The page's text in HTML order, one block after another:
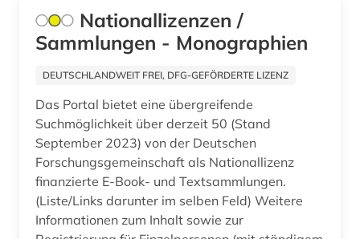
arbeiten auf papier (1)
arbeiterbewegung (1)
arbeitsbeziehungen (1)
arbeitslosigkeit (1)
arbeitsmarkt (3)
arbeitsmarktforschung (1)
Makedonien (1)
Moldawien (1)
Montenegro (2)
Niederlande (17)
Niedersachsen (4)
Nationallizenzen /
Sammlungen - Monographien
DEUTSCHLANDWEIT FREI, DFG-GEFÖRDERTE LIZENZ
Das Portal bietet eine übergreifende
Suchmöglichkeit über derzeit 50 (Stand
September 2023) von der Deutschen
Forschungsgemeinschaft als Nationallizenz
finanzierte E-Book- und Textsammlungen.
(Liste/Links darunter im selben Feld) Weitere
Informationen zum Inhalt sowie zur